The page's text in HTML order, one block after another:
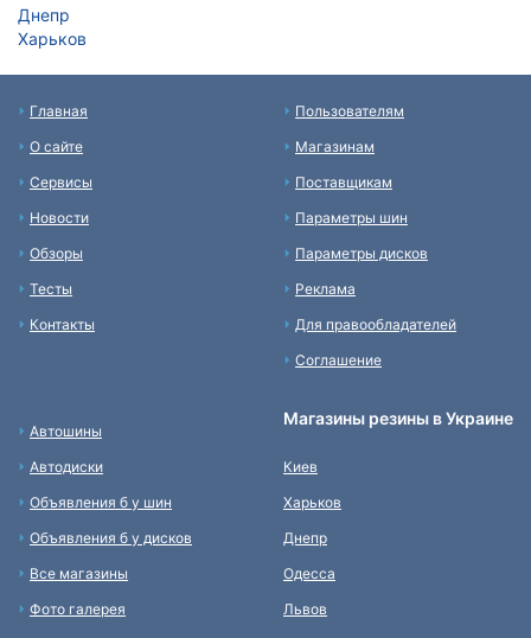
Днепр
Харьков
Главная
О сайте
Сервисы
Новости
Обзоры
Тесты
Контакты
Пользователям
Магазинам
Поставщикам
Параметры шин
Параметры дисков
Реклама
Для правообладателей
Соглашение
Автошины
Автодиски
Объявления б у шин
Объявления б у дисков
Все магазины
Фото галерея
Магазины резины в Украине
Киев
Харьков
Днепр
Одесса
Львов